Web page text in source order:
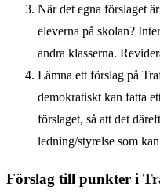
När det egna förslaget
eleverna på skolan?
andra klasserna.
Lämna ett förslag på
demokratiskt kan fatta
förslaget, så att det
ledning/styrelse som
Förslag till punkter i